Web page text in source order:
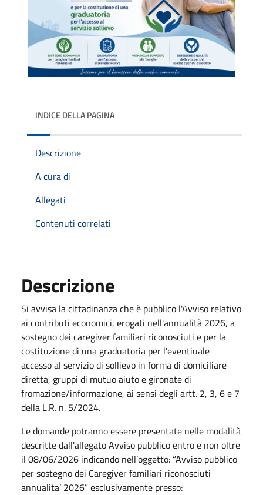
INDICE DELLA PAGINA
Descrizione
A cura di
Allegati
Contenuti correlati
Descrizione
Si avvisa la cittadinanza che è pubblico l'Avviso relativo
ai contributi economici, erogati nell'annualità 2026, a
sostegno dei caregiver familiari riconosciuti e per la
costituzione di una graduatoria per l'eventiuale
accesso al servizio di sollievo in forma di domiciliare
diretta, gruppi di mutuo aiuto e gironate di
fromazione/informazione, ai sensi degli artt. 2, 3, 6 e 7
della L.R. n. 5/2024.
Le domande potranno essere presentate nelle modalità
descritte dall'allegato Avviso pubblico entro e non oltre
il 08/06/2026 indicando nell’oggetto: “Avviso pubblico
per sostegno dei Caregiver familiari riconosciuti
annualita’ 2026” esclusivamente presso: